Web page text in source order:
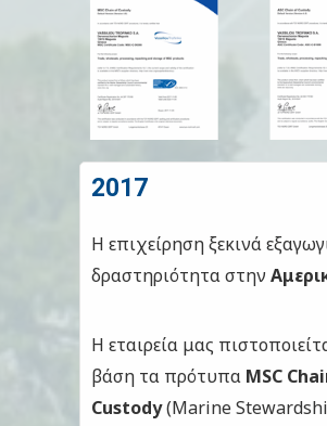
2017
Η επιχείρηση ξεκινά
δραστηριότητα στην
Η εταιρεία μας
βάση τα πρότυπα MSC
Custody(Marine